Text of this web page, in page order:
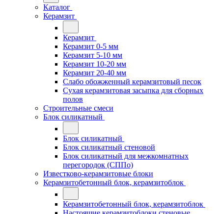
Каталог
Керамзит
Керамзит
Керамзит 0-5 мм
Керамзит 5-10 мм
Керамзит 10-20 мм
Керамзит 20-40 мм
Слабо обожженный керамзитовый песок
Сухая керамзитовая засыпка для сборных
полов
Строительные смеси
Блок силикатный
Блок силикатный
Блок силикатный стеновой
Блок силикатный для межкомнатных
перегородок (СППо)
Известково-керамзитовые блоки
Керамзитобетонный блок, керамзитоблок
Керамзитобетонный блок, керамзитоблок